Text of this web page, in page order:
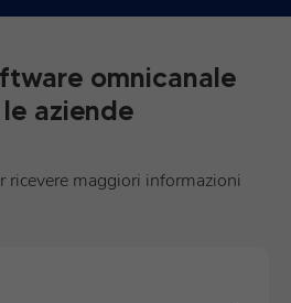
omnicanale
aziende
ricevere maggiori informazioni